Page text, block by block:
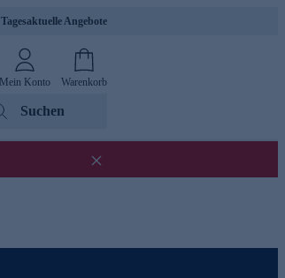
Tagesaktuelle Angebote
Mein Konto Warenkorb
Suchen